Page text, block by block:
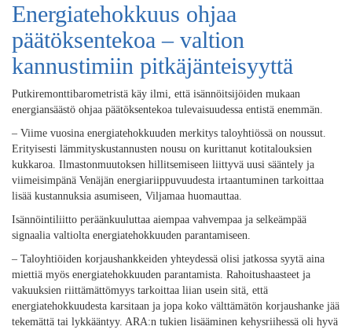
Energiatehokkuus ohjaa
päätöksentekoa – valtion
kannustimiin pitkäjänteisyyttä
Putkiremonttibarometristä käy ilmi, että isännöitsijöiden mukaan
energiansäästö ohjaa päätöksentekoa tulevaisuudessa entistä enemmän.
– Viime vuosina energiatehokkuuden merkitys taloyhtiössä on noussut.
Erityisesti lämmityskustannusten nousu on kurittanut kotitalouksien
kukkaroa. Ilmastonmuutoksen hillitsemiseen liittyvä uusi sääntely ja
viimeisimpänä Venäjän energiariippuvuudesta irtaantuminen tarkoittaa
lisää kustannuksia asumiseen, Viljamaa huomauttaa.
Isännöintiliitto peräänkuuluttaa aiempaa vahvempaa ja selkeämpää
signaalia valtiolta energiatehokkuuden parantamiseen.
– ­Taloyhtiöiden korjaushankkeiden yhteydessä olisi jatkossa syytä aina
miettiä myös energiatehokkuuden parantamista. Rahoitushaasteet ja
vakuuksien riittämättömyys tarkoittaa liian usein sitä, että
energiatehokkuudesta karsitaan ja jopa koko välttämätön korjaushanke jää
tekemättä tai lykkääntyy. ARA:n tukien lisääminen kehysriihessä oli hyvä